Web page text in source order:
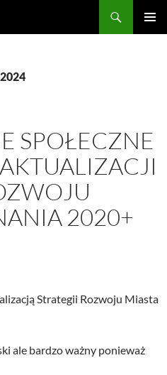
SPOŁECZNE
2020+
Strategii Rozwoju Miasta
ale bardzo ważny ponieważ